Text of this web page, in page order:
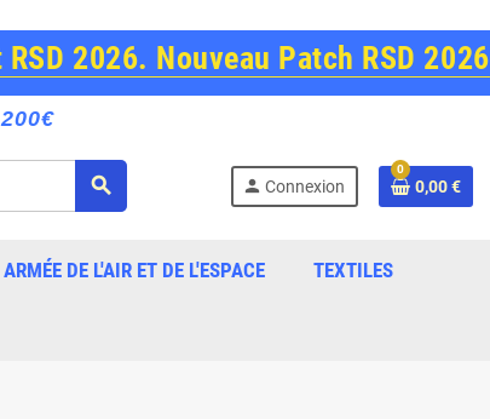
2026. Nouveau Patch RSD 2026
search person Connexion
0
0,00 €
ARMÉE DE L'AIR ET DE L'ESPACE TEXTILES